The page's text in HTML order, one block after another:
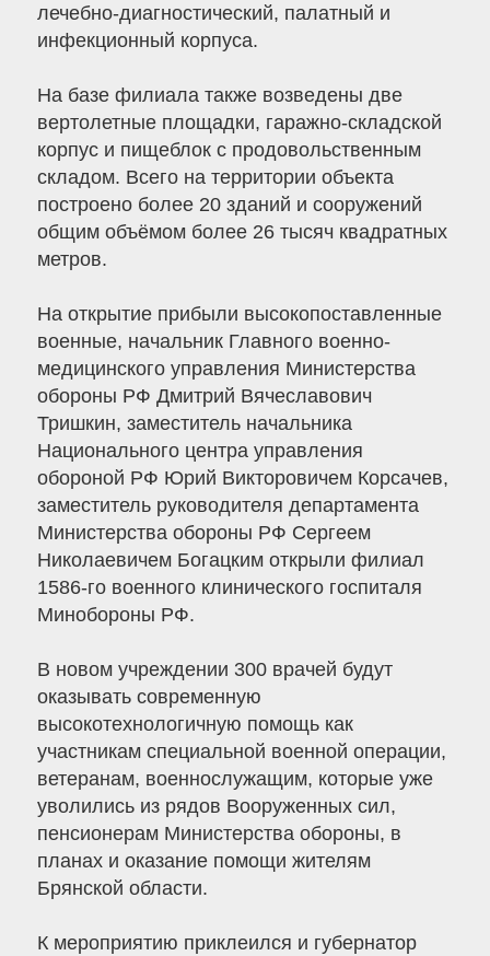
лечебно-диагностический, палатный и
инфекционный корпуса.
На базе филиала также возведены две
вертолетные площадки, гаражно-складской
корпус и пищеблок с продовольственным
складом. Всего на территории объекта
построено более 20 зданий и сооружений
общим объёмом более 26 тысяч квадратных
метров.
На открытие прибыли высокопоставленные
военные, начальник Главного военно-
медицинского управления Министерства
обороны РФ Дмитрий Вячеславович
Тришкин, заместитель начальника
Национального центра управления
обороной РФ Юрий Викторовичем Корсачев,
заместитель руководителя департамента
Министерства обороны РФ Сергеем
Николаевичем Богацким открыли филиал
1586-го военного клинического госпиталя
Минобороны РФ.
В новом учреждении 300 врачей будут
оказывать современную
высокотехнологичную помощь как
участникам специальной военной операции,
ветеранам, военнослужащим, которые уже
уволились из рядов Вооруженных сил,
пенсионерам Министерства обороны, в
планах и оказание помощи жителям
Брянской области.
К мероприятию приклеился и губернатор